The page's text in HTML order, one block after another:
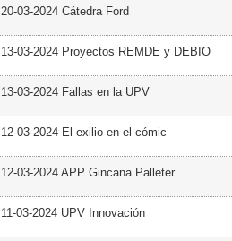
20-03-2024 Cátedra Ford
13-03-2024 Proyectos REMDE y DEBIO
13-03-2024 Fallas en la UPV
12-03-2024 El exilio en el cómic
12-03-2024 APP Gincana Palleter
11-03-2024 UPV Innovación